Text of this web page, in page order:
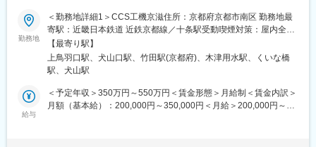
メンバーの仕事はPCで管理できるため、効率的に業務を進めるこ
とができます。
■当社の特徴・魅力：
◇給与制度・福利厚生は村田機械社と同じとなります。また研修
田機械が誇る最新技術に触れられる環境となっています。
◇当社のフィールドエンジニアの特長として、「機械」「電気」
■ミッション：
CNC平行2軸型旋盤のメンテナンス・点検・更新（リプレース・
予防保全）提案を通じて、顧客の生産効率と機械の長寿命化を実
現し、顧客満足度を向上させます。
■業務詳細：
故障原因の究明及び再発予防対策の立案
定期点検の実施
勤務地
＜勤務地詳細1＞CCS工機京滋住所：京都府京都市南区 勤務地最
寄駅：近畿日本鉄道 近鉄京都線／十条駅受動喫煙対策：屋内全面
禁煙＜勤務地詳細2＞犬山事業所住所：愛知県犬山市橋爪中島2 勤
務地最寄駅：名鉄犬山線／犬山口駅受動喫煙対策：敷地内喫煙可
能場所あり
【最寄り駅】
上鳥羽口駅、犬山口駅、竹田駅(京都府)、木津用水駅、くいな橋
駅、犬山駅
給与
＜予定年収＞350万円～550万円＜賃金形態＞月給制＜賃金内訳＞
月額（基本給）：200,000円～350,000円＜月給＞200,000円～